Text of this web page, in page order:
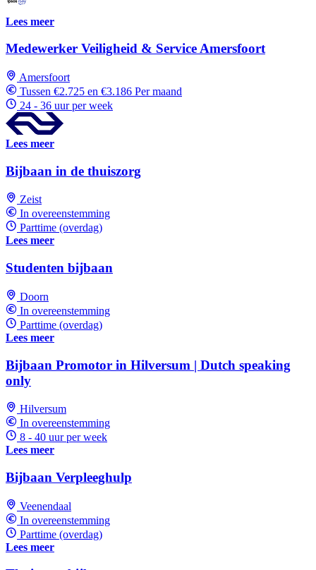
Lees meer
Medewerker Veiligheid & Service Amersfoort
Amersfoort
Tussen €2.725 en €3.186 Per maand
24 - 36 uur per week
Lees meer
Bijbaan in de thuiszorg
Zeist
In overeenstemming
Parttime (overdag)
Lees meer
Studenten bijbaan
Doorn
In overeenstemming
Parttime (overdag)
Lees meer
Bijbaan Promotor in Hilversum | Dutch speaking
only
Hilversum
In overeenstemming
8 - 40 uur per week
Lees meer
Bijbaan Verpleeghulp
Veenendaal
In overeenstemming
Parttime (overdag)
Lees meer